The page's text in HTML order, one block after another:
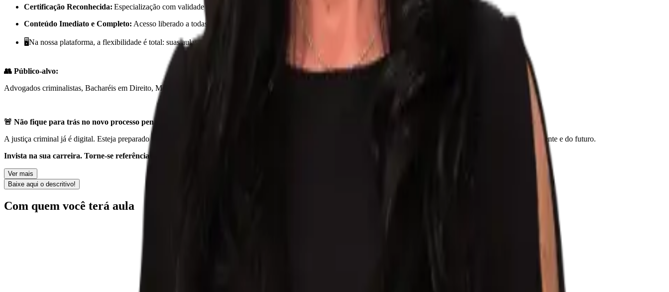
Certificação Reconhecida: Especialização com validade nacional e certificação MEC.
Conteúdo Imediato e Completo: Acesso liberado a todas as aulas gravadas e materiais em PDF desde o início.
🖥Na nossa plataforma, a flexibilidade é total: suas aulas estão disponíveis 24h por dia com acessos ilimitados para você estudar e revisar no seu próprio ritmo.
👥 Público-alvo:
Advogados criminalistas, Bacharéis em Direito, Membros do Ministério Público, Defensoria e Magistratura que buscam diferenciação e domínio técnico imediato.
🚨 Não fique para trás no novo processo penal.
A justiça criminal já é digital. Esteja preparado para atuar com autoridade, domínio técnico e
. Garanta sua especialização e destaque-se na advocacia criminal do presente e do futuro.
Invista na sua carreira. Torne-se referência na era digital.
Ver mais
Baixe aqui o descritivo!
Com quem você terá aula